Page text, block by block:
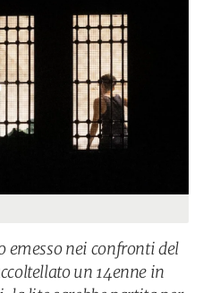
emesso nei confronti del
un 14enne in